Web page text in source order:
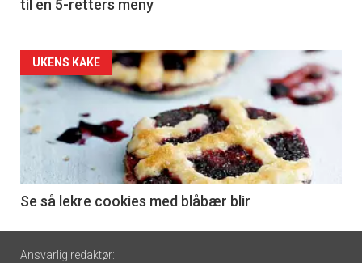
til en 5-retters meny
Forsiden
akkurat
nå
6
UKENS KAKE
Se så lekre cookies med blåbær blir
Footer
Ansvarlig redaktør: